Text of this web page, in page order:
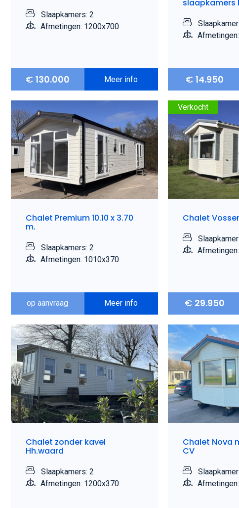
Slaapkamers: 2
Afmetingen: 1200x700
€ 130.000 Meer info
slaapkamers
€ 14.950
Chalet Premium 10.10 x 3.70
m.
Slaapkamers: 2
Afmetingen: 1010x370
op aanvraag Meer info
Verkocht
Chalet
€ 29.950
Chalet zonder kavel
Hh.waard
Slaapkamers: 2
Afmetingen: 1200x370
Chalet Nova
CV